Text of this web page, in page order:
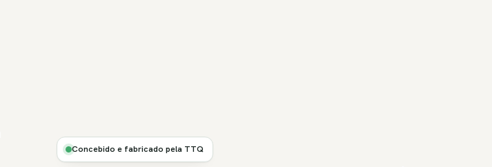
Concebido e fabricado pela TTQ